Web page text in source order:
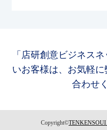
「店研創意ビジネス
いお客様は、お気軽
合わせ
Copyright©TENKENSOUI